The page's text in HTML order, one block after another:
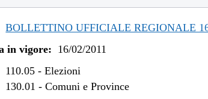
BOLLETTINO UFFICIALE REGIONALE
in vigore: 16/02/2011
110.05 -Elezioni
130.01 -Comuni e Province